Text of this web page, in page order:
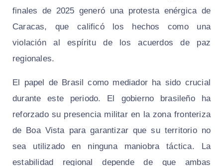
finales de 2025 generó una protesta enérgica de
Caracas, que calificó los hechos como una
violación al espíritu de los acuerdos de paz
regionales.
El papel de Brasil como mediador ha sido crucial
durante este periodo. El gobierno brasileño ha
reforzado su presencia militar en la zona fronteriza
de Boa Vista para garantizar que su territorio no
sea utilizado en ninguna maniobra táctica. La
estabilidad regional depende de que ambas